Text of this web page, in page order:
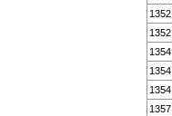
1352
1352
1354
1354
1354
1357